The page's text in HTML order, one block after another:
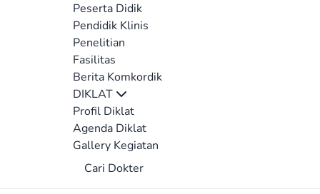
Peserta Didik
Pendidik Klinis
Penelitian
Fasilitas
Berita Komkordik
DIKLAT
Profil Diklat
Agenda Diklat
Gallery Kegiatan
Cari Dokter